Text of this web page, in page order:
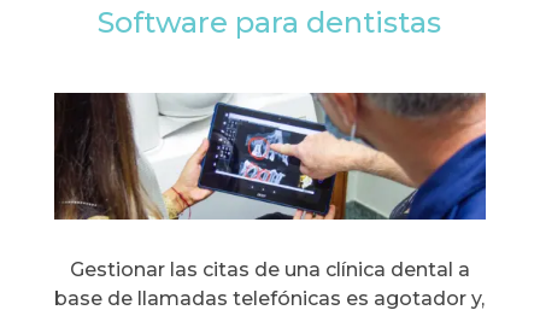
Software para dentistas
Gestionar las citas de una clínica dental a
base de llamadas telefónicas es agotador y,